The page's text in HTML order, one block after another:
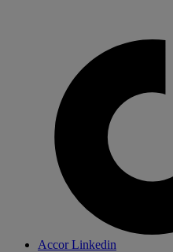
Accor Linkedin